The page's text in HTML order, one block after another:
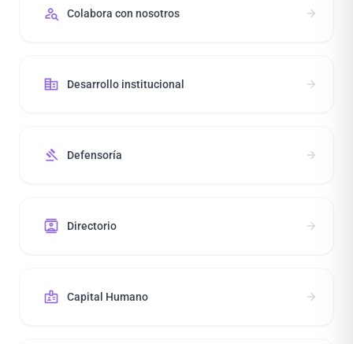
person_search Colabora con nosotros arrow_forward
corporate_fare Desarrollo institucional arrow_forward
gavel Defensoría arrow_forward
contacts Directorio arrow_forward
badge Capital Humano arrow_forward